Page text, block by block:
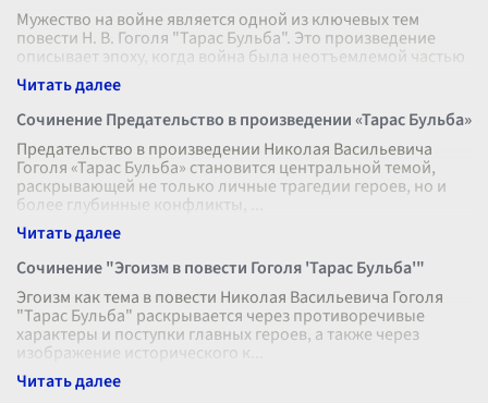
Мужество на войне является одной из ключевых тем
повести Н. В. Гоголя "Тарас Бульба". Это произведение
описывает эпоху, когда война была неотъемлемой частью
жизни казаков, и в цент
Сочинение Предательство в произведении «Тарас Бульба»
Предательство в произведении Николая Васильевича
Гоголя «Тарас Бульба» становится центральной темой,
раскрывающей не только личные трагедии героев, но и
более глубинные конфликты,
Сочинение "Эгоизм в повести Гоголя 'Тарас Бульба'"
Эгоизм как тема в повести Николая Васильевича Гоголя
"Тарас Бульба" раскрывается через противоречивые
характеры и поступки главных героев, а также через
изображение исторического к